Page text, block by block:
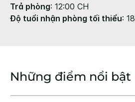
Trả phòng: 12:00 CH
Độ tuổi nhận phòng tối thiểu: 18
Những điểm nổi bật